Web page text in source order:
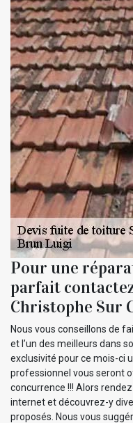
Pour une
parfait
Christophe Sur
Nous vous conseillons de
et l’un des meilleurs dans
exclusivité pour ce mois-ci
professionnel vous seront
concurrence !!! Alors
internet et découvrez-y
proposés. Nous vous